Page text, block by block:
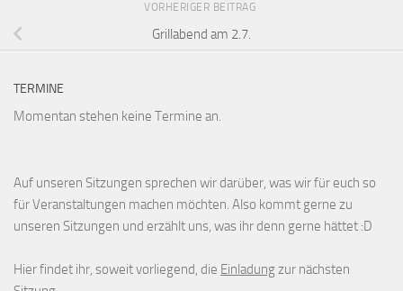
VORHERIGER BEITRAG
Grillabend am 2.7.
TERMINE
Momentan stehen keine Termine an.
Auf unseren Sitzungen sprechen wir darüber, was wir für euch so
für Veranstaltungen machen möchten. Also kommt gerne zu
unseren Sitzungen und erzählt uns, was ihr denn gerne hättet :D
Hier findet ihr, soweit vorliegend, die Einladungzur nächsten